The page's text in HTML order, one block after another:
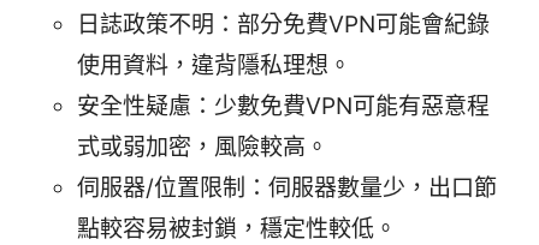
日誌政策不明：部分免費VPN可能會紀錄
使用資料，違背隱私理想。
安全性疑慮：少數免費VPN可能有惡意程
式或弱加密，風險較高。
伺服器/位置限制：伺服器數量少，出口節
點較容易被封鎖，穩定性較低。